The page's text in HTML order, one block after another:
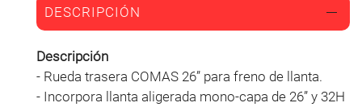
DESCRIPCIÓN
Descripción
- Rueda trasera COMAS 26” para freno de llanta.
- Incorpora llanta aligerada mono-capa de 26” y 32H